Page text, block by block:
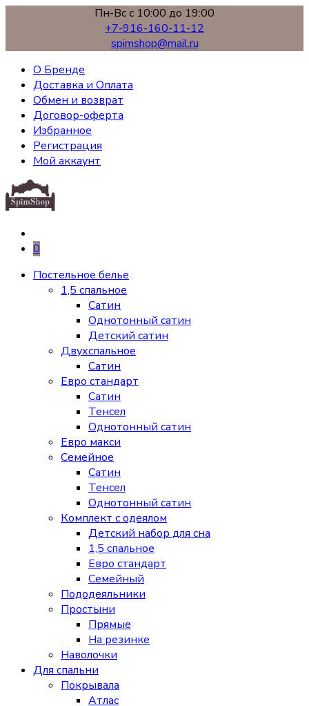
Пн-Вс с 10:00 до 19:00
+7-916-160-11-12
spimshop@mail.ru
О Бренде
Доставка и Оплата
Обмен и возврат
Договор-оферта
Избранное
Регистрация
Мой аккаунт
0
Постельное белье
1,5 спальное
Сатин
Однотонный сатин
Детский сатин
Двухспальное
Сатин
Евро стандарт
Сатин
Тенсел
Однотонный сатин
Евро макси
Семейное
Сатин
Тенсел
Однотонный сатин
Комплект с одеялом
Детский набор для сна
1,5 спальное
Евро стандарт
Семейный
Пододеяльники
Простыни
Прямые
На резинке
Наволочки
Для спальни
Покрывала
Атлас